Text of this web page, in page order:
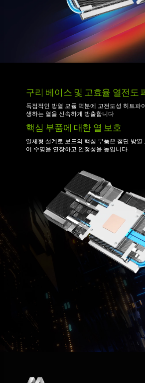
구리 베이스 및 고효율 열전도
독점적인 방열 모듈 덕분에 고전도성 히트파
생하는 열을 신속하게 방출합니다
핵심 부품에 대한 열 보호
일체형 설계로 보드의 핵심 부품은 첨단 방열
어 수명을 연장하고 안정성을 높입니다.